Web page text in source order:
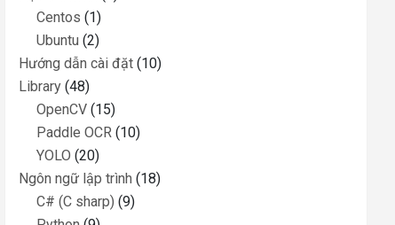
Centos (1)
Ubuntu (2)
Hướng dẫn cài đặt (10)
Library (48)
OpenCV (15)
Paddle OCR (10)
YOLO (20)
Ngôn ngữ lập trình (18)
C# (C sharp) (9)